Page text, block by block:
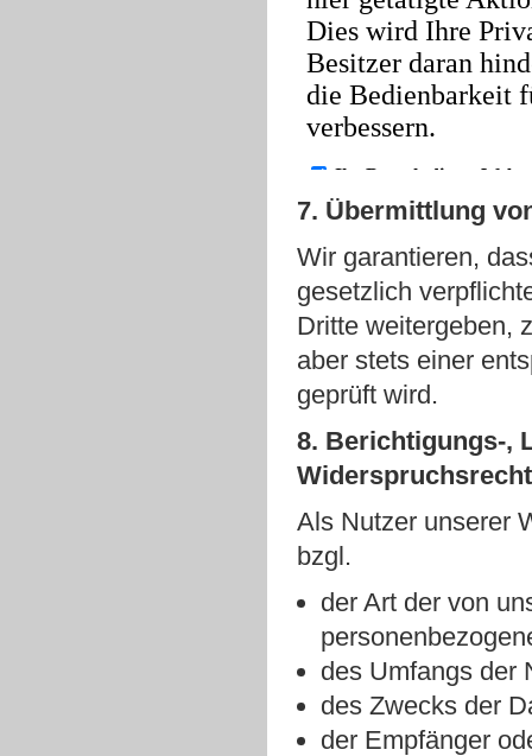
7. Übermittlung
Wir garantieren,
gesetzlich
Dritte weitergeben,
aber stets einer
geprüft wird.
8. Berichtigungs-,
Widerspruchsrecht
Als Nutzer unserer
bzgl.
der Art der von
des Umfangs der
des Zwecks der
der Empfänger